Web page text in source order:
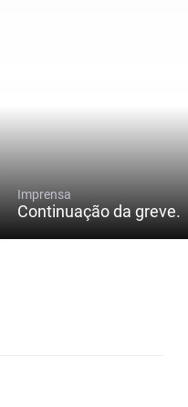
Imprensa
Continuação da greve.